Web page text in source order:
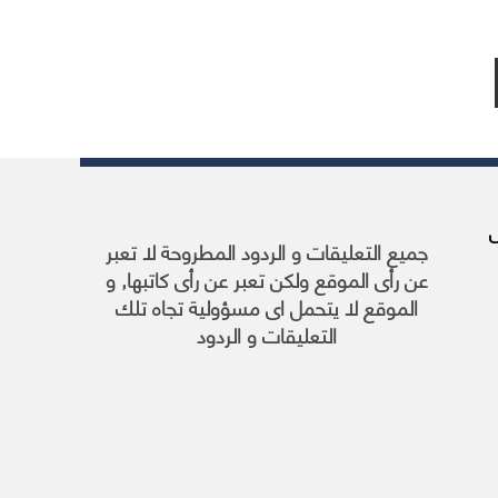
جميع التعليقات و الردود المطروحة لا تعبر
عن رأى الموقع ولكن تعبر عن رأى كاتبها, و
الموقع لا يتحمل اى مسؤولية تجاه تلك
التعليقات و الردود